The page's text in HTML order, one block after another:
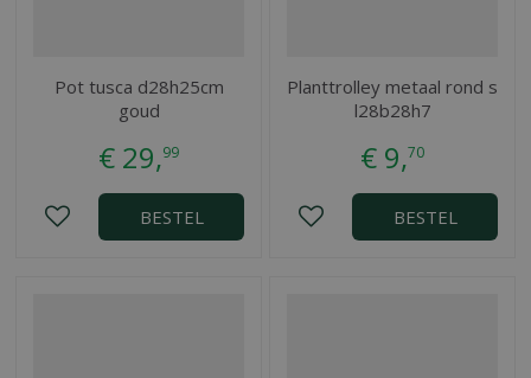
Pot tusca d28h25cm
goud
€ 29,99
BESTEL
Planttrolley metaal rond s
l28b28h7
€ 9,70
BESTEL